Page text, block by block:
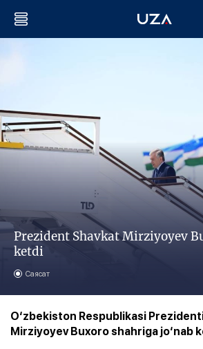
Prezident Shavkat Mirziyoyev
ketdi
Саясат
O‘zbekiston Respublikasi
Mirziyoyev Buxoro shahriga jo‘nab